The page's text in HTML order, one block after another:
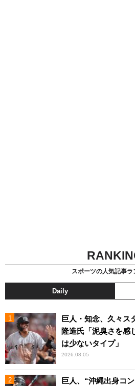
スポーツの人気記事ラ
Daily
巨人・知念、久々ス
隆造氏「泥臭さを感
は少ないタイプ」
2026.08.05
巨人、“沖縄出身コ